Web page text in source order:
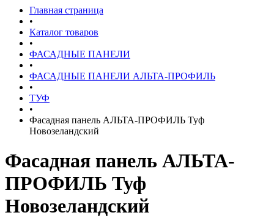
Главная страница
•
Каталог товаров
•
ФАСАДНЫЕ ПАНЕЛИ
•
ФАСАДНЫЕ ПАНЕЛИ АЛЬТА-ПРОФИЛЬ
•
ТУФ
•
Фасадная панель АЛЬТА-ПРОФИЛЬ Туф
Новозеландский
Фасадная панель АЛЬТА-
ПРОФИЛЬ Туф
Новозеландский